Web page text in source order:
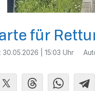
für
30.05.2026 | 15:03 Uhr